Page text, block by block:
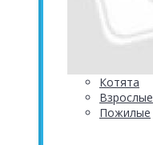
Котята
Взрослые
Пожилые